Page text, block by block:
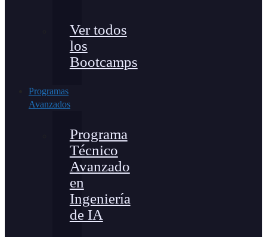
Ver todos
los
Bootcamps
Programas
Avanzados
Programa
Técnico
Avanzado
en
Ingeniería
de IA